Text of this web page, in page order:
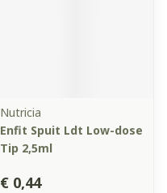
Nutricia
Enfit Spuit Ldt Low-dose
Tip 2,5ml
€ 0,44